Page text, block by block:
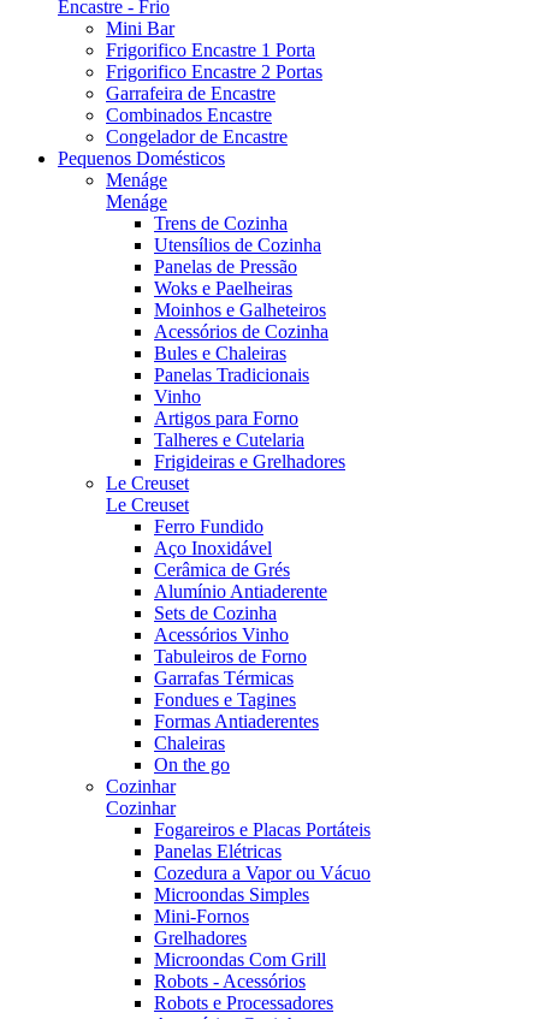
Encastre - Frio
Mini Bar
Frigorifico Encastre 1 Porta
Frigorifico Encastre 2 Portas
Garrafeira de Encastre
Combinados Encastre
Congelador de Encastre
Pequenos Domésticos
Menáge
Menáge
Trens de Cozinha
Utensílios de Cozinha
Panelas de Pressão
Woks e Paelheiras
Moinhos e Galheteiros
Acessórios de Cozinha
Bules e Chaleiras
Panelas Tradicionais
Vinho
Artigos para Forno
Talheres e Cutelaria
Frigideiras e Grelhadores
Le Creuset
Le Creuset
Ferro Fundido
Aço Inoxidável
Cerâmica de Grés
Alumínio Antiaderente
Sets de Cozinha
Acessórios Vinho
Tabuleiros de Forno
Garrafas Térmicas
Fondues e Tagines
Formas Antiaderentes
Chaleiras
On the go
Cozinhar
Cozinhar
Fogareiros e Placas Portáteis
Panelas Elétricas
Cozedura a Vapor ou Vácuo
Microondas Simples
Mini-Fornos
Grelhadores
Microondas Com Grill
Robots - Acessórios
Robots e Processadores